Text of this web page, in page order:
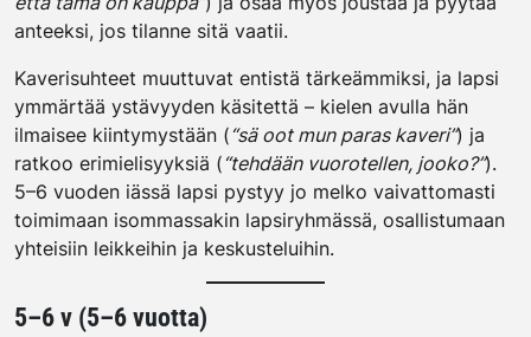
anteeksi, jos tilanne sitä vaatii.
Kaverisuhteet muuttuvat entistä tärkeämmiksi, ja lapsi
ymmärtää ystävyyden käsitettä – kielen avulla hän
ilmaisee kiintymystään (“sä oot mun paras kaveri”) ja
ratkoo erimielisyyksiä (“tehdään vuorotellen, jooko?”).
5–6 vuoden iässä lapsi pystyy jo melko vaivattomasti
toimimaan isommassakin lapsiryhmässä, osallistumaan
yhteisiin leikkeihin ja keskusteluihin.
5–6 v (5–6 vuotta)